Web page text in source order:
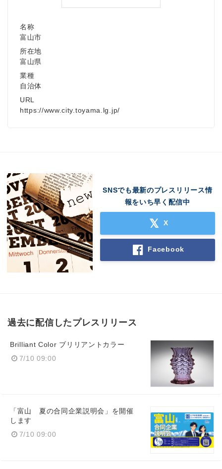
名称
富山市
所在地
富山県
業種
自治体
URL
https://www.city.toyama.lg.jp/
SNSでも最新のプレスリリース情
報をいち早く配信中
X
Facebook
過去に配信したプレスリリース
Brilliant Color ブリリアントカラー
7/10 09:00
「富山 夏の合同企業説明会」を開催
します
7/10 09:00